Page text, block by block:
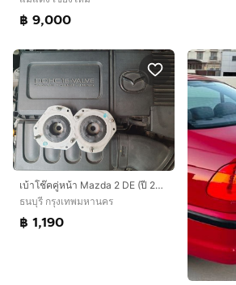
฿ 9,000
เบ้าโช๊คคู่หน้า Mazda 2 DE (ปี 2009-2014) แท้ติดรถยี่ห้อ FoMoCo
ธนบุรี กรุงเทพมหานคร
฿ 1,190